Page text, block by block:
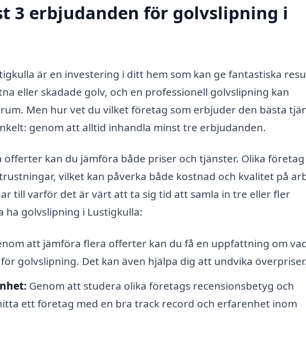
3 erbjudanden för golvslipning i
är en investering i ditt hem som kan ge fantastiska
eller skadade golv, och en professionell golvslipning kan
Men hur vet du vilket företag som erbjuder den bästa
genom att alltid inhandla minst tre erbjudanden.
kan du jämföra både priser och tjänster. Olika
vilket kan påverka både kostnad och kvalitet på
till varför det är värt att ta sig tid att samla in tre eller fler
ha golvslipning i Lustigkulla:
att jämföra flera offerter kan du få en uppfattning om
golvslipning. Det kan även hjälpa dig att undvika överpriser.
Genom att studera olika företags recensionsbetyg och
ett företag med en bra track record och erfarenhet inom